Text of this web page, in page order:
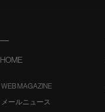
HOME
WEB MAGAZINE
メールニュース